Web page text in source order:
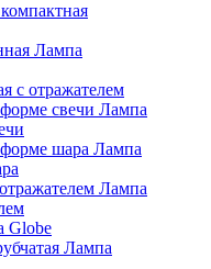
Лампа
с отражателем
Лампа
Лампа
Лампа
Globe
Лампа